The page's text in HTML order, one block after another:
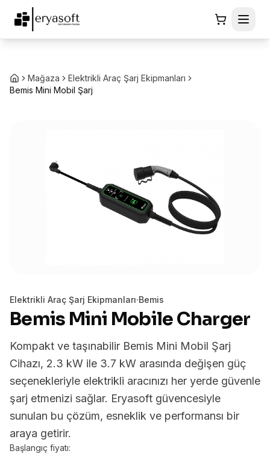
Mağaza
Elektrikli Araç Şarj Ekipmanları
Bemis Mini Mobil Şarj
Elektrikli Araç Şarj Ekipmanları·Bemis
Bemis Mini Mobile Charger
Kompakt ve taşınabilir Bemis Mini Mobil Şarj
Cihazı, 2.3 kW ile 3.7 kW arasında değişen güç
seçenekleriyle elektrikli aracınızı her yerde güvenle
şarj etmenizi sağlar. Eryasoft güvencesiyle
sunulan bu çözüm, esneklik ve performansı bir
araya getirir.
Başlangıç fiyatı: